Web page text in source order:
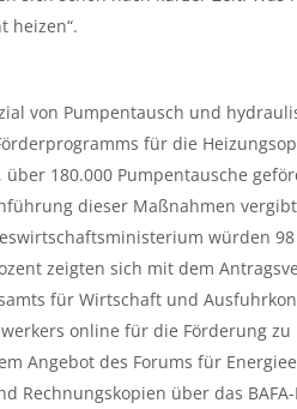
heizen“.
von Pumpentausch und
für die
180.000 Pumpentausche
dieser Maßnahmen
würden
zeigten sich mit dem
für Wirtschaft und
online für die Förderung
Angebot des Forums für
Rechnungskopien über das